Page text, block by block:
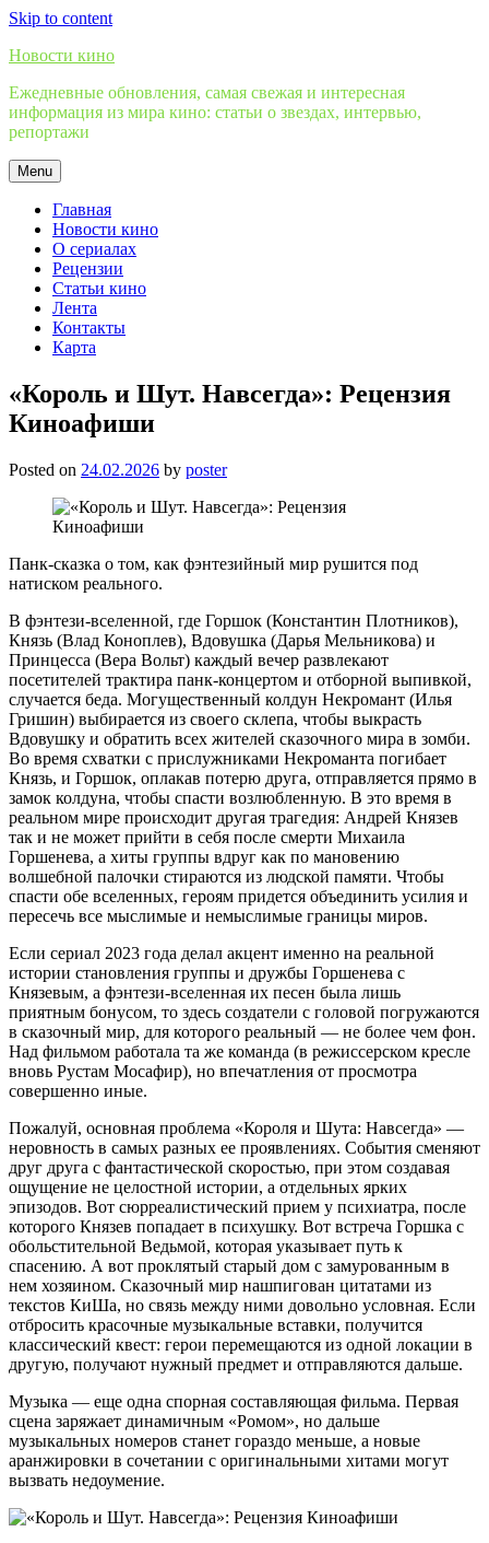
Skip to content
Новости кино
Ежедневные обновления, самая свежая и интересная
информация из мира кино: статьи о звездах, интервью,
репортажи
Menu
Главная
Новости кино
О сериалах
Рецензии
Статьи кино
Лента
Контакты
Карта
«Король и Шут. Навсегда»: Рецензия
Киноафиши
Posted on 24.02.2026 by poster
Панк-сказка о том, как фэнтезийный мир рушится под
натиском реального.
В фэнтези-вселенной, где Горшок (Константин Плотников),
Князь (Влад Коноплев), Вдовушка (Дарья Мельникова) и
Принцесса (Вера Вольт) каждый вечер развлекают
посетителей трактира панк-концертом и отборной выпивкой,
случается беда. Могущественный колдун Некромант (Илья
Гришин) выбирается из своего склепа, чтобы выкрасть
Вдовушку и обратить всех жителей сказочного мира в зомби.
Во время схватки с прислужниками Некроманта погибает
Князь, и Горшок, оплакав потерю друга, отправляется прямо в
замок колдуна, чтобы спасти возлюбленную. В это время в
реальном мире происходит другая трагедия: Андрей Князев
так и не может прийти в себя после смерти Михаила
Горшенева, а хиты группы вдруг как по мановению
волшебной палочки стираются из людской памяти. Чтобы
спасти обе вселенных, героям придется объединить усилия и
пересечь все мыслимые и немыслимые границы миров.
Если сериал 2023 года делал акцент именно на реальной
истории становления группы и дружбы Горшенева с
Князевым, а фэнтези-вселенная их песен была лишь
приятным бонусом, то здесь создатели с головой погружаются
в сказочный мир, для которого реальный — не более чем фон.
Над фильмом работала та же команда (в режиссерском кресле
вновь Рустам Мосафир), но впечатления от просмотра
совершенно иные.
Пожалуй, основная проблема «Короля и Шута: Навсегда» —
неровность в самых разных ее проявлениях. События сменяют
друг друга с фантастической скоростью, при этом создавая
ощущение не целостной истории, а отдельных ярких
эпизодов. Вот сюрреалистический прием у психиатра, после
которого Князев попадает в психушку. Вот встреча Горшка с
обольстительной Ведьмой, которая указывает путь к
спасению. А вот проклятый старый дом с замурованным в
нем хозяином. Сказочный мир нашпигован цитатами из
текстов КиШа, но связь между ними довольно условная. Если
отбросить красочные музыкальные вставки, получится
классический квест: герои перемещаются из одной локации в
другую, получают нужный предмет и отправляются дальше.
Музыка — еще одна спорная составляющая фильма. Первая
сцена заряжает динамичным «Ромом», но дальше
музыкальных номеров станет гораздо меньше, а новые
аранжировки в сочетании с оригинальными хитами могут
вызвать недоумение.